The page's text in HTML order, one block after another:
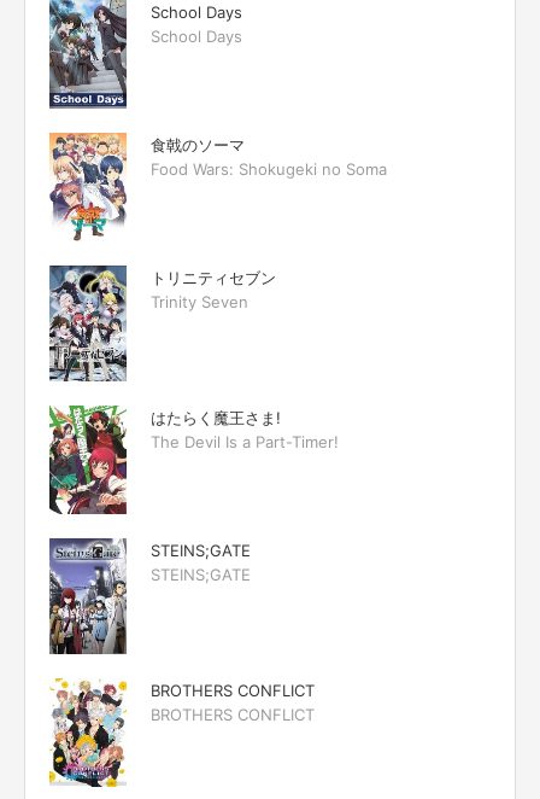
School Days
School Days
食戟のソーマ
Food Wars: Shokugeki no Soma
トリニティセブン
Trinity Seven
はたらく魔王さま!
The Devil Is a Part-Timer!
STEINS;GATE
STEINS;GATE
BROTHERS CONFLICT
BROTHERS CONFLICT